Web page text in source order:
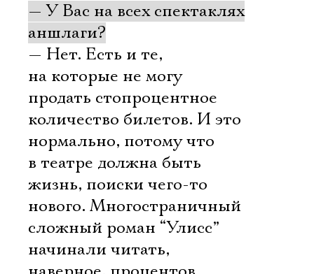
— У Вас на всех спектаклях
аншлаги?
— Нет. Есть и те,
на которые не могу
продать стопроцентное
количество билетов. И это
нормально, потому что
в театре должна быть
жизнь, поиски чего-то
нового. Многостраничный
сложный роман “Улисс”
начинали читать,